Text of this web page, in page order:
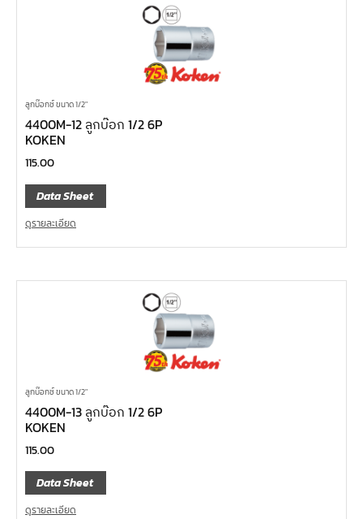
ลูกบ๊อกซ์ ขนาด 1/2"
4400M-12 ลูกบ๊อก 1/2 6P
KOKEN
115.00
Data Sheet
ดูรายละเอียด
ลูกบ๊อกซ์ ขนาด 1/2"
4400M-13 ลูกบ๊อก 1/2 6P
KOKEN
115.00
Data Sheet
ดูรายละเอียด